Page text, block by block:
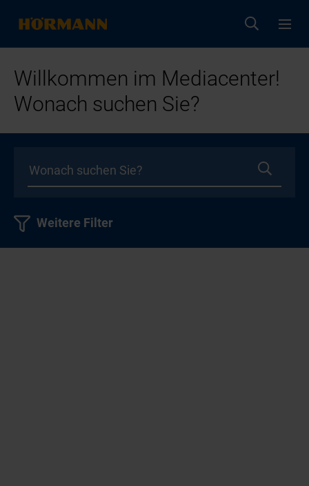
Willkommen im Mediacenter!
Wonach suchen Sie?
Weitere Filter